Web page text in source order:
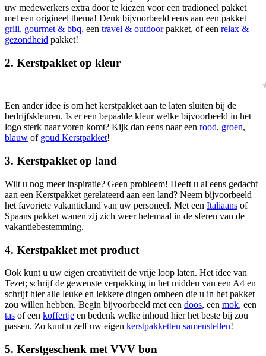
uw medewerkers extra door te kiezen voor een tradioneel pakket
met een origineel thema! Denk bijvoorbeeld eens aan een pakket
grill, gourmet & bbq, een travel & outdoorpakket, of een relax &
gezondheid pakket!
2. Kerstpakket op kleur
Een ander idee is om het kerstpakket aan te laten sluiten bij de
bedrijfskleuren. Is er een bepaalde kleur welke bijvoorbeeld in het
logo sterk naar voren komt? Kijk dan eens naar een rood, groen,
blauw of goud Kerstpakket!
3. Kerstpakket op land
Wilt u nog meer inspiratie? Geen probleem! Heeft u al eens gedacht
aan een Kerstpakket gerelateerd aan een land? Neem bijvoorbeeld
het favoriete vakantieland van uw personeel. Met een Italiaans of
Spaans pakket wanen zij zich weer helemaal in de sferen van de
vakantiebestemming.
4. Kerstpakket met product
Ook kunt u uw eigen creativiteit de vrije loop laten. Het idee van
Tezet; schrijf de gewenste verpakking in het midden van een A4 en
schrijf hier alle leuke en lekkere dingen omheen die u in het pakket
zou willen hebben. Begin bijvoorbeeld met een doos, een mok, een
tas of een koffertje en bedenk welke inhoud hier het beste bij zou
passen. Zo kunt u zelf uw eigen kerstpakketten samenstellen!
5. Kerstgeschenk met VVV bon